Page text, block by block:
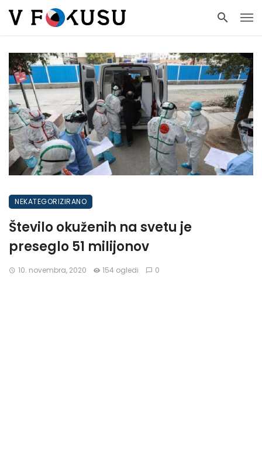
NEKATEGORIZIRANO
Število okuženih na svetu je
preseglo 51 milijonov
10. novembra, 2020 154 ogledi 0